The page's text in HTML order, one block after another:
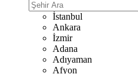
İstanbul
Ankara
İzmir
Adana
Adıyaman
Afyon